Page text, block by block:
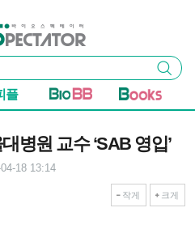
이터
검색
플
병원 교수 ‘SAB 영입’
18 13:14
작게 크게